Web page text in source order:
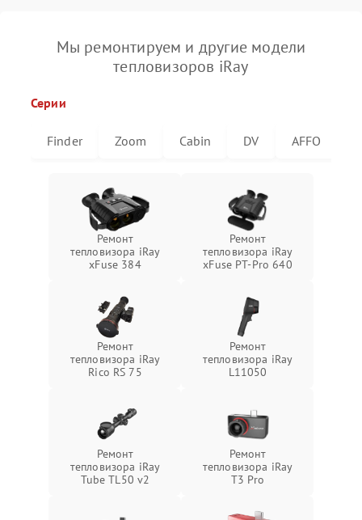
Мы ремонтируем и другие модели
тепловизоров iRay
Серии
Finder Zoom Cabin DV AFFO
Ремонт
тепловизора iRay
xFuse 384
Ремонт
тепловизора iRay
xFuse PT-Pro 640
Ремонт
тепловизора iRay
Rico RS 75
Ремонт
тепловизора iRay
L11050
Ремонт
тепловизора iRay
Tube TL50 v2
Ремонт
тепловизора iRay
T3 Pro